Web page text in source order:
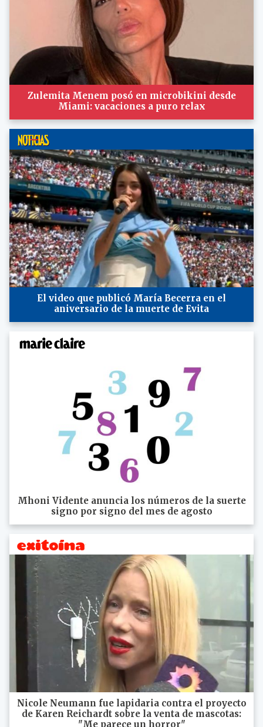
Zulemita Menem posó en microbikini desde
Miami: vacaciones a puro relax
El video que publicó María Becerra en el
aniversario de la muerte de Evita
Mhoni Vidente anuncia los números de la suerte
signo por signo del mes de agosto
Nicole Neumann fue lapidaria contra el proyecto
de Karen Reichardt sobre la venta de mascotas:
"Me parece un horror"